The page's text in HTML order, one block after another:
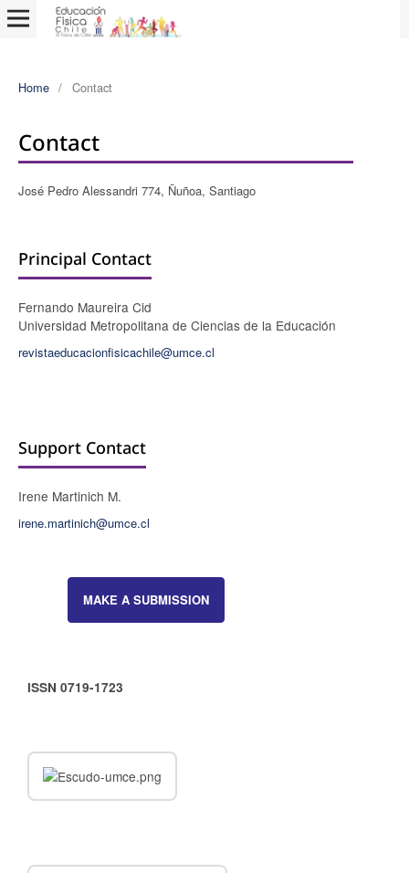
Home / Contact
Contact
José Pedro Alessandri 774, Ñuñoa, Santiago
Principal Contact
Fernando Maureira Cid
Universidad Metropolitana de Ciencias de la Educación
revistaeducacionfisicachile@umce.cl
Support Contact
Irene Martinich M.
irene.martinich@umce.cl
MAKE A SUBMISSION
ISSN 0719-1723